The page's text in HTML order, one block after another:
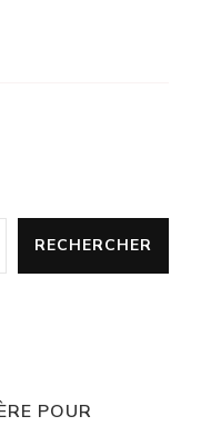
RECHERCHER
POUR